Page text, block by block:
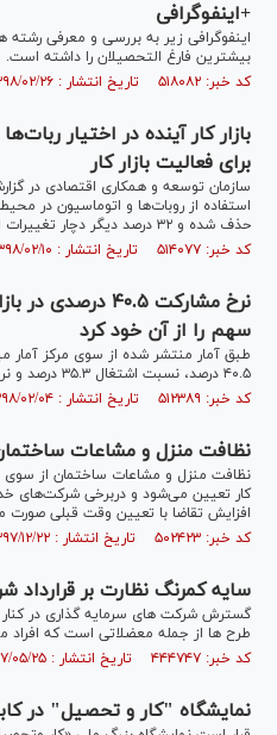
+اینفوگرافی
اینفوگرافی زیر به بررسی و معرفی رشته
بیشترین فارغ التحصیلان را داشته است.
کد خبر: ۵۱۸۰۸۲ تاریخ انتشار : ۱۳۹۸/۰۲/۲۶
بازار کار آینده در اختیار
برای فعالیت بازار کار
سازمان توسعه و همکاری اقتصادی در
حذف شده و ۳۲ درصد دیگر دچار تغییرات اساسی شوند.
کد خبر: ۵۱۴۰۷۷ تاریخ انتشار : ۱۳۹۸/۰۲/۱۰
نرخ مشارکت ۴۰.۵
سهم را از آن خود کرد
طبق آمار منتشر شده از سوی مرکز آمار
۴۰.۵ درصد، نسبت اشتغال ۳۵.۳ درصد و نرخ بیکاری ۱۱.۹ درصد ثبت شده است.
کد خبر: ۵۱۲۳۸۹ تاریخ انتشار : ۱۳۹۸/۰۲/۰۴
نظافت منزل و مشاعات
نظافت منزل و مشاعات ساختمان از سوی
کار تعیین می‌شود و دربرخی شرکت‌های
افزایش تقاضا با تعیین وقت قبلی صورت
کد خبر: ۵۰۲۴۲۳ تاریخ انتشار : ۱۳۹۷/۱۲/۲۲
سایه کمرنگ نظارت بر
گسترش شرکت های سرمایه گذاری در
طرح ها از جمله معضلاتی است که افراد
کد خبر: ۴۴۴۷۴۷ تاریخ انتشار : ۱۳۹۷/۰۵/۲۵
نمايشگاه "کار و تحصيل" در